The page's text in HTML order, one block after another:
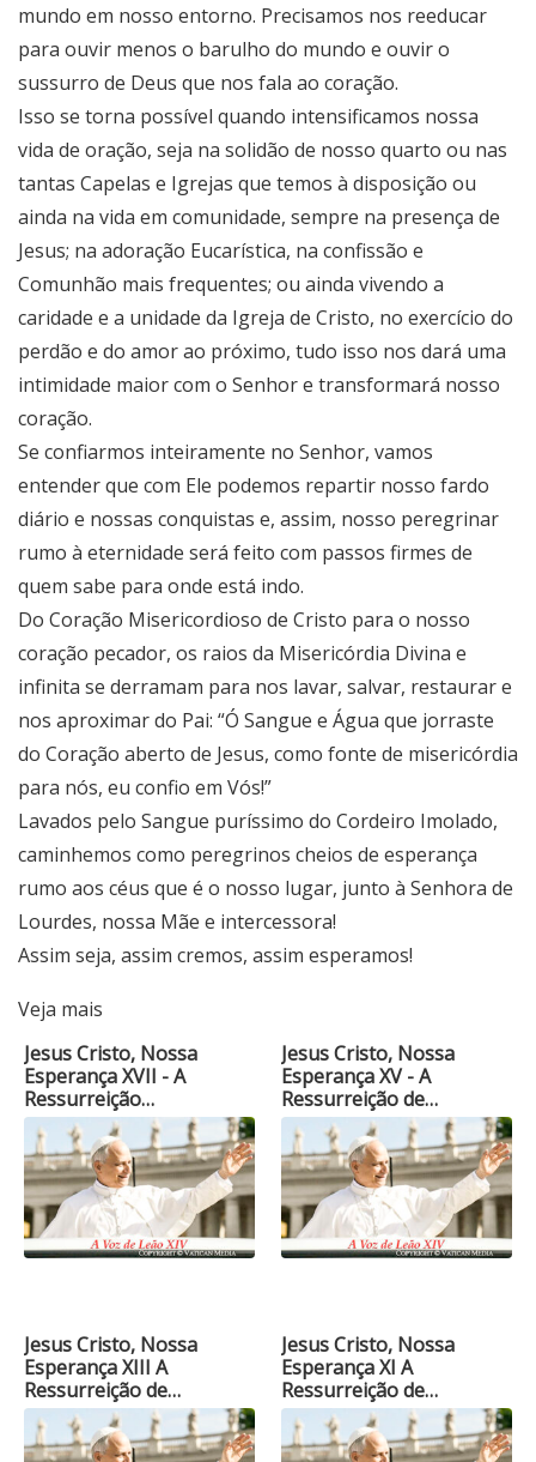
mundo em nosso entorno. Precisamos nos reeducar
para ouvir menos o barulho do mundo e ouvir o
sussurro de Deus que nos fala ao coração.
Isso se torna possível quando intensificamos nossa
vida de oração, seja na solidão de nosso quarto ou nas
tantas Capelas e Igrejas que temos à disposição ou
ainda na vida em comunidade, sempre na presença de
Jesus; na adoração Eucarística, na confissão e
Comunhão mais frequentes; ou ainda vivendo a
caridade e a unidade da Igreja de Cristo, no exercício do
perdão e do amor ao próximo, tudo isso nos dará uma
intimidade maior com o Senhor e transformará nosso
coração.
Se confiarmos inteiramente no Senhor, vamos
entender que com Ele podemos repartir nosso fardo
diário e nossas conquistas e, assim, nosso peregrinar
rumo à eternidade será feito com passos firmes de
quem sabe para onde está indo.
Do Coração Misericordioso de Cristo para o nosso
coração pecador, os raios da Misericórdia Divina e
infinita se derramam para nos lavar, salvar, restaurar e
nos aproximar do Pai: “Ó Sangue e Água que jorraste
do Coração aberto de Jesus, como fonte de misericórdia
para nós, eu confio em Vós!”
Lavados pelo Sangue puríssimo do Cordeiro Imolado,
caminhemos como peregrinos cheios de esperança
rumo aos céus que é o nosso lugar, junto à Senhora de
Lourdes, nossa Mãe e intercessora!
Assim seja, assim cremos, assim esperamos!
Veja mais
Jesus Cristo, Nossa
Esperança XVII - A
Ressurreição…
Jesus Cristo, Nossa
Esperança XV - A
Ressurreição de…
Jesus Cristo, Nossa
Esperança XIII A
Ressurreição de…
Jesus Cristo, Nossa
Esperança XI A
Ressurreição de…